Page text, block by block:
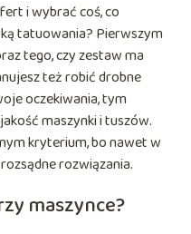
i wybrać coś, co
tatuowania? Pierwszym
tego, czy zestaw ma
też robić drobne
oczekiwania, tym
maszynki i tuszów.
kryterium, bo nawet w
rozwiązania.
maszynce?